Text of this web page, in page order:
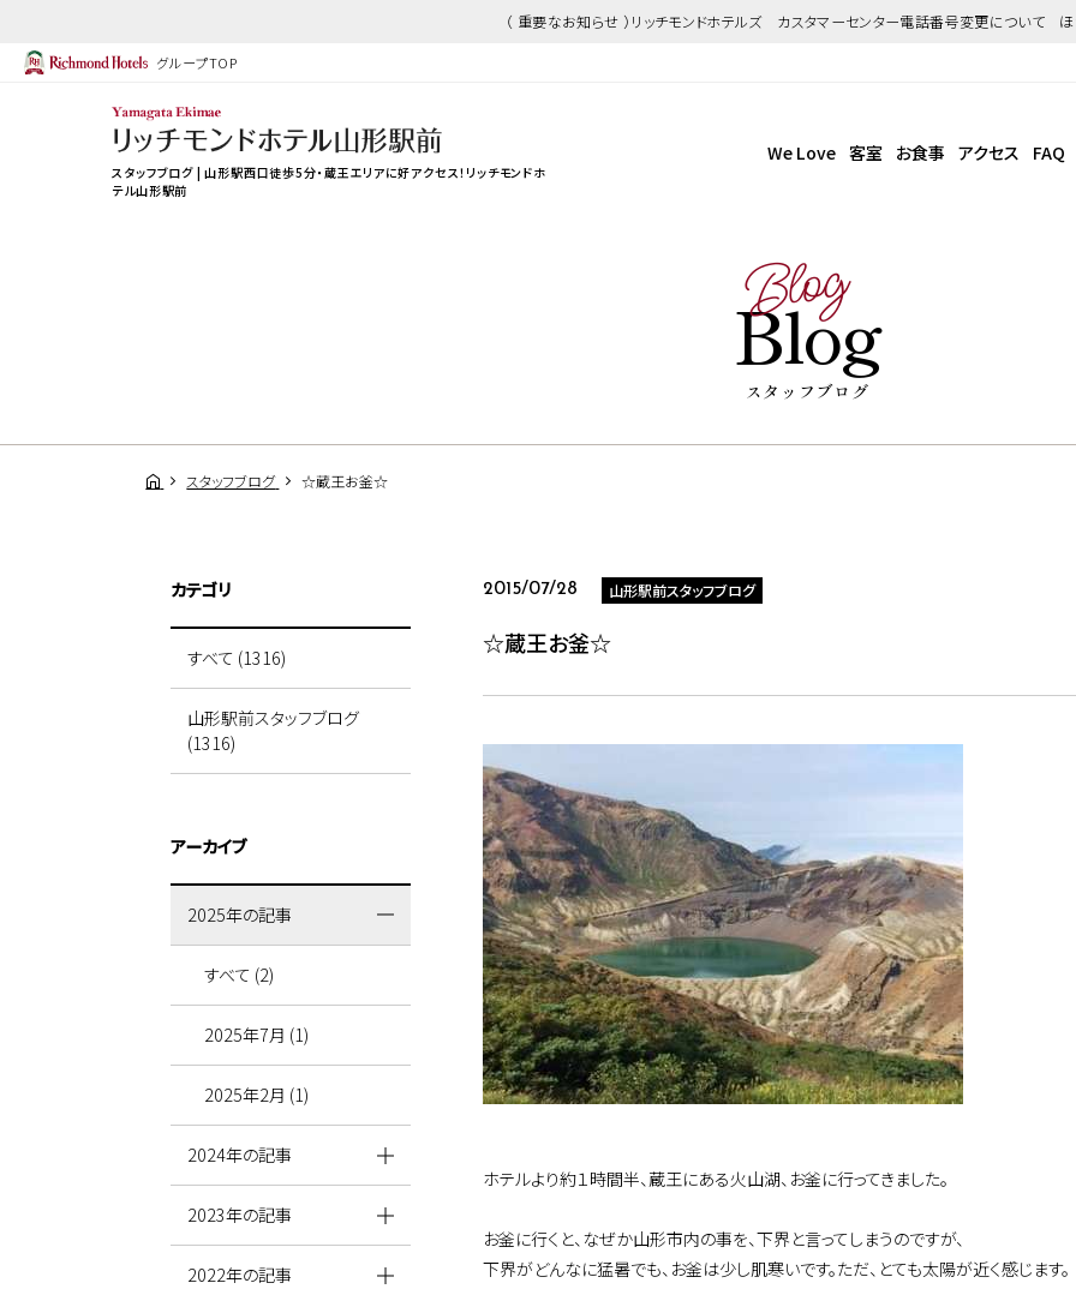
（ 重要なお知らせ ）リッチモンドホテルズ カスタマーセンター電話番号変更について
グループTOP
スタッフブログ | 山形駅西口徒歩5分・蔵王エリアに好アクセス！リッチモンドホ
テル山形駅前
We Love 客室 お食事 アクセス FAQ
Blog
Blog
スタッフブログ
スタッフブログ ☆蔵王お釜☆
2015/07/28 山形駅前スタッフブログ
☆蔵王お釜☆
ホテルより約１時間半、蔵王にある火山湖、お釜に行ってきました。
お釜に行くと、なぜか山形市内の事を、下界と言ってしまうのですが、
下界がどんなに猛暑でも、お釜は少し肌寒いです。ただ、とても太陽が近く感じます。
カテゴリ
すべて (1316)
山形駅前スタッフブログ
(1316)
アーカイブ
2025年の記事
すべて (2)
2025年7月 (1)
2025年2月 (1)
2024年の記事
2023年の記事
2022年の記事